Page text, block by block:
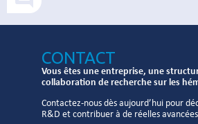
CONTACT
Vous êtes une entreprise, une
collaboration de recherche sur les
Contactez-nous dès aujourd’hui pour
R&D et contribuer à de réelles